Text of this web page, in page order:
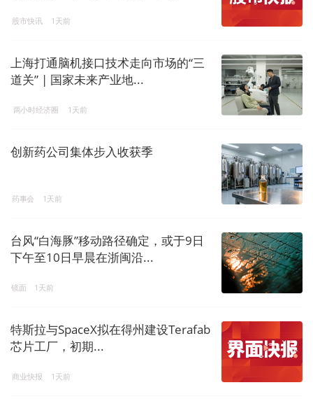
股市快讯 1天前
上海打通脑机接口技术走向市场的“三
道关” | 国家未来产业地...
两小时经济圈 1天前
创新药公司集体步入收获季
药事会 1天前
台风“白海豚”移动路径确定，或于9日
下午至10日早晨在浙闽沿...
镜面 1天前
特斯拉与SpaceX拟在得州建设Terafab
芯片工厂，初期...
商业快报 1天前